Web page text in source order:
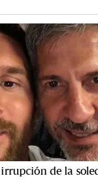
irrupción de la